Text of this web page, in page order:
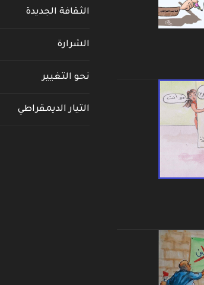
الثقافة الجديدة
الشرارة
نحو التغيير
التيار الديمقراطي